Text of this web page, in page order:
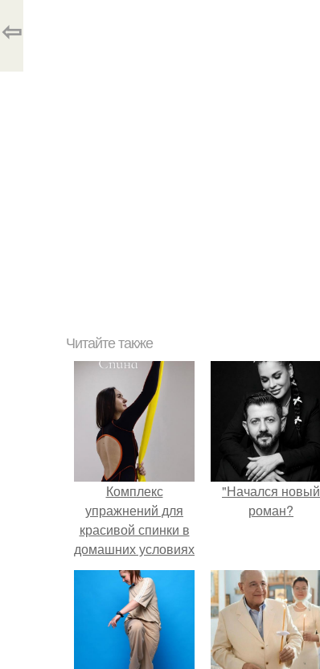
⇦
Читайте также
Комплекс
упражнений для
красивой спинки в
домашних условиях
с фитнес резинкой.
"Начался новый
роман?